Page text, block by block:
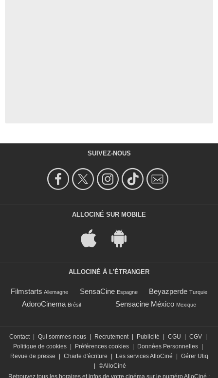
SUIVEZ-NOUS
ALLOCINÉ SUR MOBILE
ALLOCINÉ À L'ÉTRANGER
Filmstarts Allemagne SensaCine Espagne Beyazperde Turquie
AdoroCinema Brésil Sensacine México Mexique
Contact Qui sommes-nous Recrutement Publicité CGU CGV
Politique de cookies
Préférences cookies Données Personnelles
Revue de presse
Charte d'écriture Les services AlloCiné
Gérer Utiq
©AlloCiné